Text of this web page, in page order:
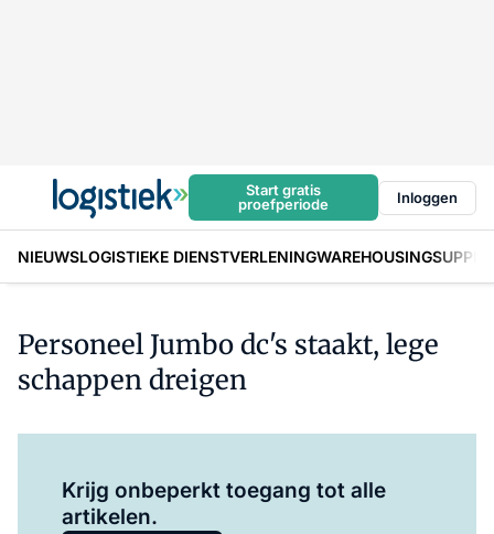
Start gratis
proefperiode
Inloggen
NIEUWSLOGISTIEKE DIENSTVERLENINGWAREHOUSING
Personeel Jumbo dc's staakt, lege
schappen dreigen
Krijg onbeperkt toegang tot alle
artikelen.